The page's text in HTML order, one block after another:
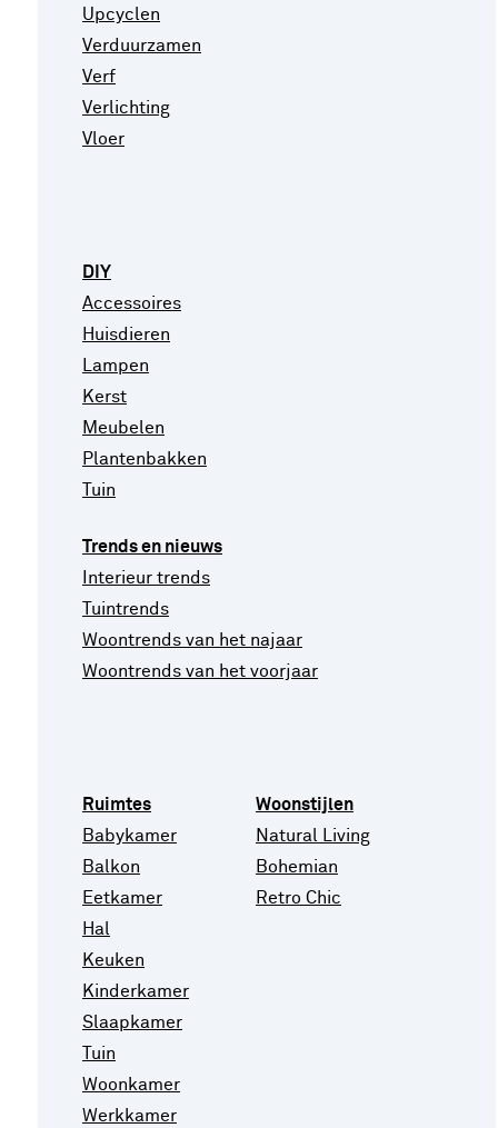
Upcyclen
Verduurzamen
Verf
Verlichting
Vloer
DIY
Accessoires
Huisdieren
Lampen
Kerst
Meubelen
Plantenbakken
Tuin
Trends en nieuws
Interieur trends
Tuintrends
Woontrends van het najaar
Woontrends van het voorjaar
Ruimtes
Babykamer
Balkon
Eetkamer
Hal
Keuken
Kinderkamer
Slaapkamer
Tuin
Woonkamer
Werkkamer
Woonstijlen
Natural Living
Bohemian
Retro Chic